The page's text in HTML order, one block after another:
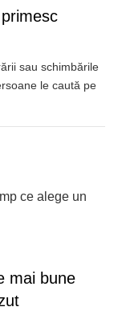
sau schimbările
le caută pe
mai bune